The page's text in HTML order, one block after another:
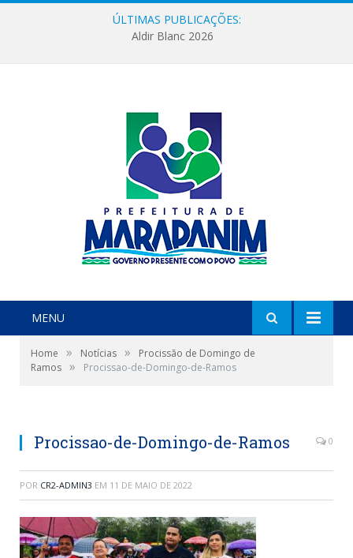
ÚLTIMAS PUBLICAÇÕES:
Aldir Blanc 2026
MENU
Home » Notícias »
Procissão de Domingo de
Ramos » Procissao-de-Domingo-de-Ramos
Procissao-de-Domingo-de-Ramos 0
POR CR2-ADMIN3 EM 11 DE MAIO DE 2022